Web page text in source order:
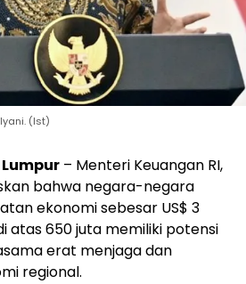
(Ist)
– Menteri Keuangan RI,
bahwa negara-negara
ekonomi sebesar US$ 3
atas 650 juta memiliki potensi
erat menjaga dan
regional.